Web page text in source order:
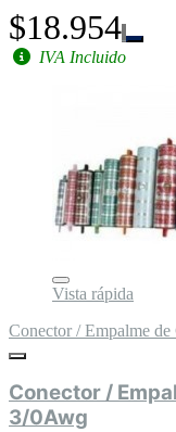
$18.954
IVA Incluido
Vista rápida
Conector / Empalme
Conector /
3/0Awg